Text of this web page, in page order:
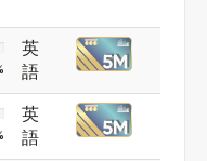
英
語
英
語